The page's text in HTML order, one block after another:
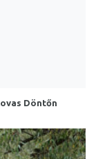
Döntőn